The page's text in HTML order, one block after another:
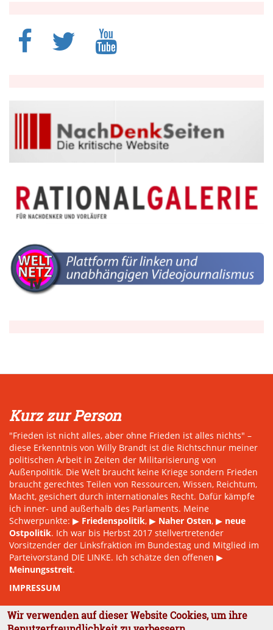
Kurz zur Person
"Frieden ist nicht alles, aber ohne Frieden ist alles nichts" –
diese Erkenntnis von Willy Brandt ist die Richtschnur meiner
politischen Arbeit in Zeiten der Militarisierung von
Außenpolitik. Die Welt braucht keine Kriege sondern Frieden
braucht gerechtes Teilen von Ressourcen, Wissen, Reichtum,
Macht, gesichert durch internationales Recht. Dafür kämpfe
ich inner- und außerhalb des Parlaments. Meine
Schwerpunkte: ▶ Friedenspolitik, ▶ Naher Osten, ▶ neue
Ostpolitik. Ich war bis Herbst 2017 stellvertretender
Vorsitzender der Linksfraktion im Bundestag und Mitglied im
Parteivorstand DIE LINKE. Ich schätze den offenen ▶
Meinungsstreit.
IMPRESSUM
Wir verwenden auf dieser Website Cookies, um ihre